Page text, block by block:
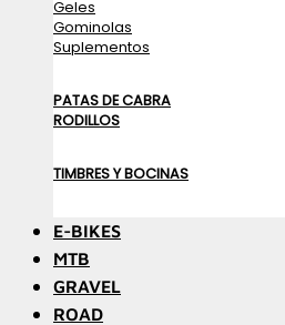
Geles
Gominolas
Suplementos
PATAS DE CABRA
RODILLOS
TIMBRES Y BOCINAS
E-BIKES
MTB
GRAVEL
ROAD